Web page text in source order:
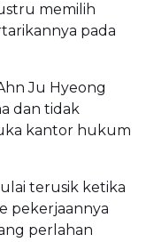
memilih
pada
Ju Hyeong
dan tidak
kantor hukum
terusik ketika
pekerjaannya
perlahan